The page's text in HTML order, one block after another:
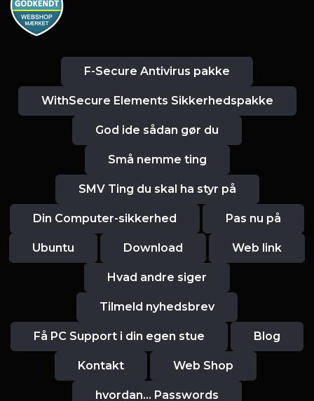
F-Secure Antivirus pakke
WithSecure Elements Sikkerhedspakke
God ide sådan gør du
Små nemme ting
SMV Ting du skal ha styr på
Din Computer-sikkerhed Pas nu på
Ubuntu Download Web link
Hvad andre siger
Tilmeld nyhedsbrev
Få PC Support i din egen stue Blog
Kontakt Web Shop
hvordan... Passwords